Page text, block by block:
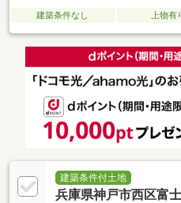
建築条件なし 上物有
建築条件付土地
兵庫県神戸市西区富